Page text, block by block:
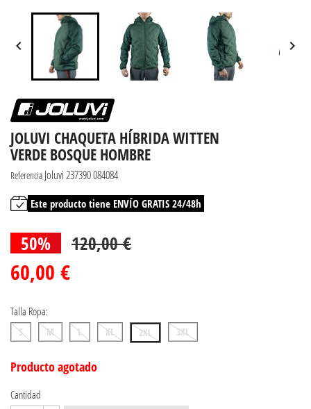
 
JOLUVI CHAQUETA HÍBRIDA WITTEN
VERDE BOSQUE HOMBRE
Referencia Joluvi 237390 084084
Este producto tiene ENVÍO GRATIS 24/48h
50% 120,00 €
60,00 €
Talla Ropa:
S M L XL 2XL 3XL
Producto agotado
Cantidad